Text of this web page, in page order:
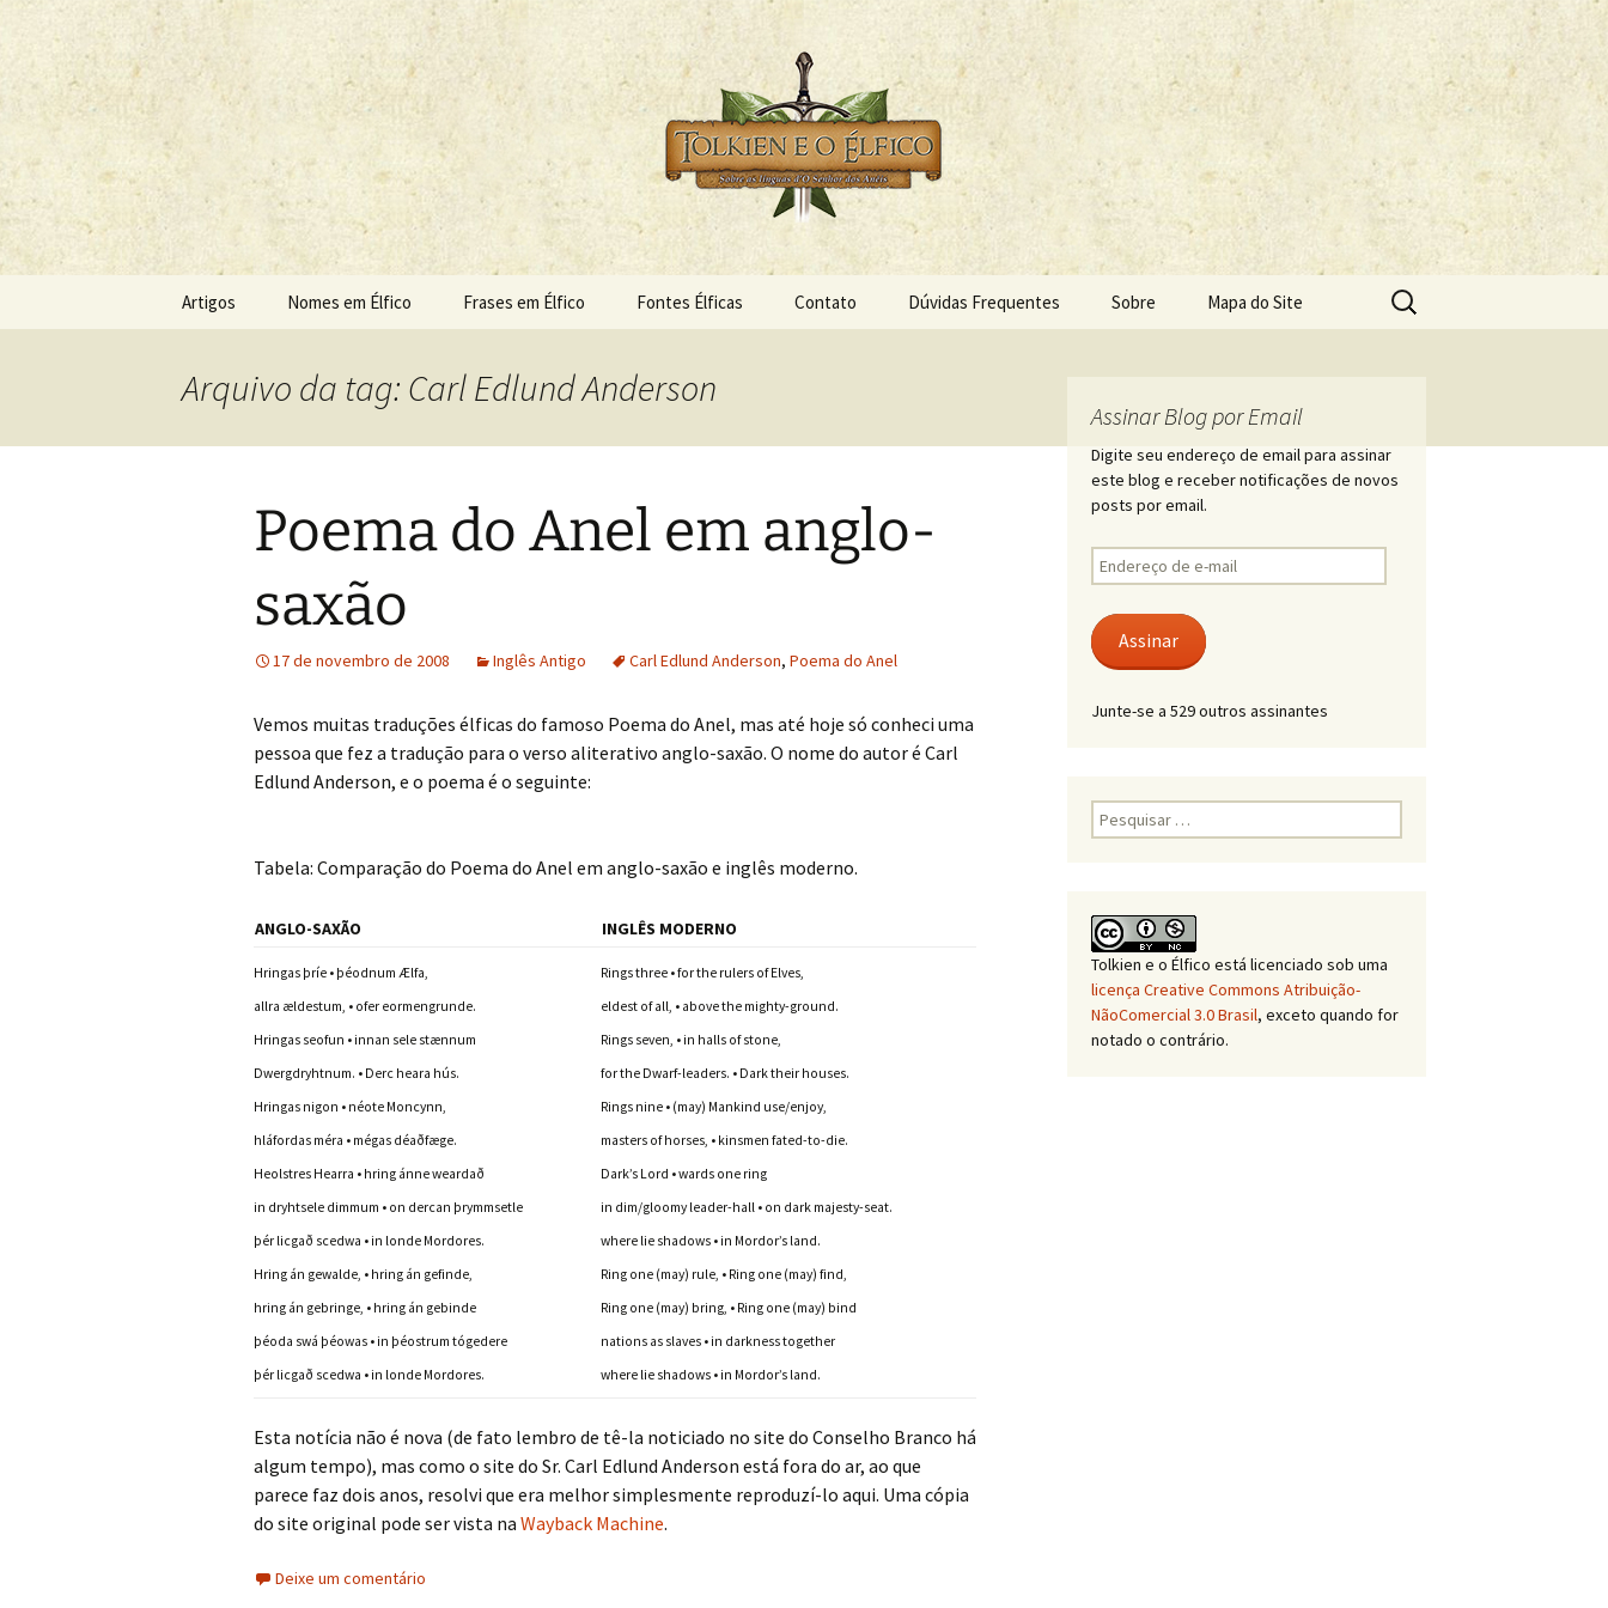
Tolkien e o Élfico
Sobre as línguas d'O Senhor dos Anéis
conteúdo
Artigos Nomes em Élfico Frases em Élfico Fontes Élficas Contato Dúvidas Frequentes Sobre Mapa do Site
Pesquisar
por:
Arquivo da tag: Carl Edlund Anderson
Poema do Anel em anglo-
saxão
17 de novembro de 2008 Inglês Antigo Carl Edlund Anderson, Poema do Anel
Vemos muitas traduções élficas do famoso Poema do Anel, mas até hoje só conheci uma
pessoa que fez a tradução para o verso aliterativo anglo-saxão. O nome do autor é Carl
Edlund Anderson, e o poema é o seguinte:
Tabela: Comparação do Poema do Anel em anglo-saxão e inglês moderno.
ANGLO-SAXÃO INGLÊS MODERNO
Hringas þríe • þéodnum Ælfa,
allra ældestum, • ofer eormengrunde.
Hringas seofun • innan sele stænnum
Dwergdryhtnum. • Derc heara hús.
Hringas nigon • néote Moncynn,
hláfordas méra • mégas déaðfæge.
Heolstres Hearra • hring ánne weardað
in dryhtsele dimmum • on dercan þrymmsetle
þér licgað scedwa • in londe Mordores.
Hring án gewalde, • hring án gefinde,
hring án gebringe, • hring án gebinde
þéoda swá þéowas • in þéostrum tógedere
þér licgað scedwa • in londe Mordores.
Rings three • for the rulers of Elves,
eldest of all, • above the mighty-ground.
Rings seven, • in halls of stone,
for the Dwarf-leaders. • Dark their houses.
Rings nine • (may) Mankind use/enjoy,
masters of horses, • kinsmen fated-to-die.
Dark’s Lord • wards one ring
in dim/gloomy leader-hall • on dark majesty-seat.
where lie shadows • in Mordor’s land.
Ring one (may) rule, • Ring one (may) find,
Ring one (may) bring, • Ring one (may) bind
nations as slaves • in darkness together
where lie shadows • in Mordor’s land.
Esta notícia não é nova (de fato lembro de tê-la noticiado no site do Conselho Branco há
algum tempo), mas como o site do Sr. Carl Edlund Anderson está fora do ar, ao que
parece faz dois anos, resolvi que era melhor simplesmente reproduzí-lo aqui. Uma cópia
do site original pode ser vista na Wayback Machine.
Deixe um comentário
Assinar Blog por Email
Digite seu endereço de email para assinar
este blog e receber notificações de novos
posts por email.
Endereço
de
mail Assinar
Junte-se a 529 outros assinantes
Pesquisar
por:
Tolkien e o Élfico está licenciado sob uma
licença Creative Commons Atribuição-
NãoComercial 3.0 Brasil, exceto quando for
notado o contrário.